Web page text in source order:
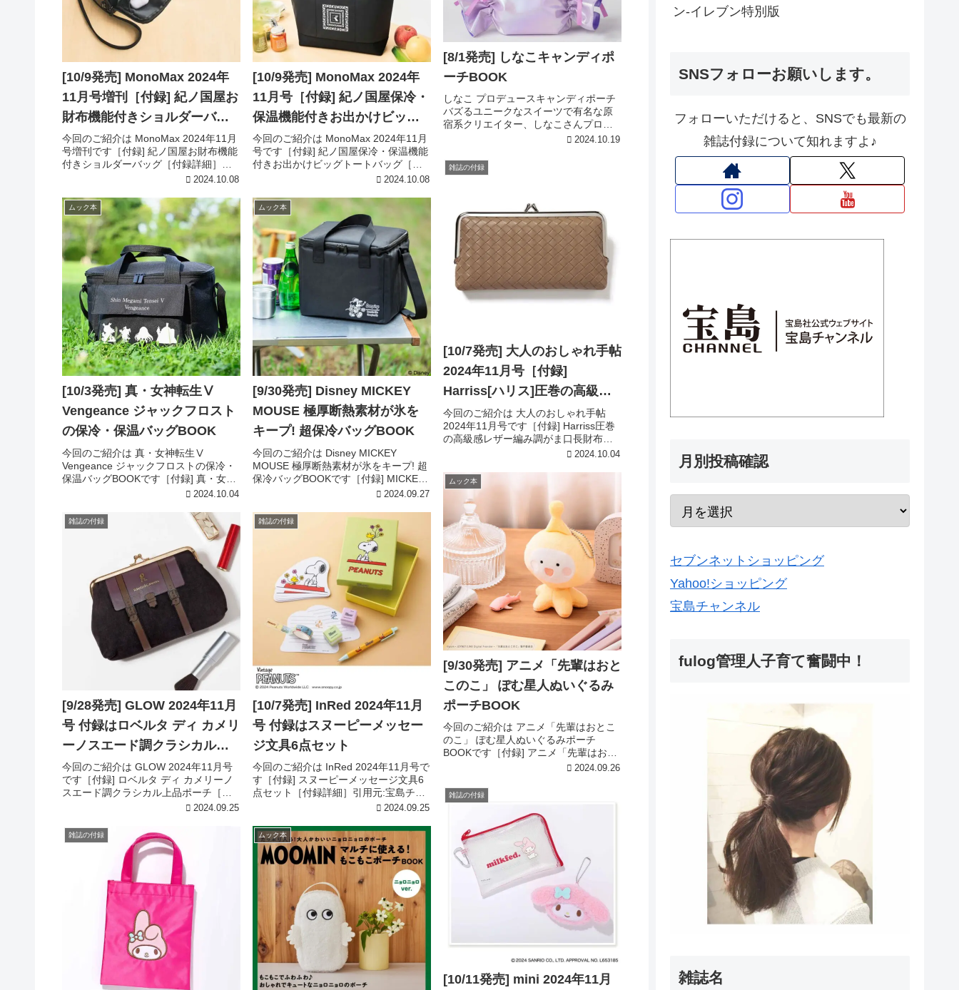
[8/1発売] しなこキャンディポ
ーチBOOK
しなこ プロデュースキャンディポーチ
バズるユニークなスイーツで有名な原
宿系クリエイター、しなこさんプロデ
ュースのキャンディ形ポーチ付きの本
ィ形ポーチは、大きくがばっと開くの
が特徴。中が見やすく、物の出し入れ
るのでたっぷり入り、ショルダーバッ
グとしても活躍する絶妙なサイズ感で
す。
2024.10.19
[10/9発売] MonoMax 2024年
11月号増刊［付録] 紀ノ国屋お
財布機能付きショルダーバッ
グ
今回のご紹介は MonoMax 2024年11月
号増刊です［付録] 紀ノ国屋お財布機能
付きショルダーバッグ［付録詳細］引
用元:宝島チャンネル紀ノ国屋お財布機
ットを搭載手持ちのバッグに取り付け
られる面ファスナ...
2024.10.08
[10/9発売] MonoMax 2024年
11月号［付録] 紀ノ国屋保冷・
保温機能付きお出かけビッグ
トートバッグ
今回のご紹介は MonoMax 2024年11月
号です［付録] 紀ノ国屋保冷・保温機能
付きお出かけビッグトートバッグ［付
録詳細］引用元:宝島チャンネル紀ノ国
トートバッグ買い物、レジャーに毎日
使える万能トート...
2024.10.08
雑誌の付録
[10/7発売] 大人のおしゃれ手帖
2024年11月号［付録]
Harriss[ハリス]圧巻の高級感
レザー編み調がま口長財布
今回のご紹介は 大人のおしゃれ手帖
2024年11月号です［付録] Harriss圧巻
の高級感レザー編み調がま口長財布
［付録詳細］引用元:宝島チャンネル
口長財布高級感あふれるデザインと使
いやすさを追...
2024.10.04
ムック本
[10/3発売] 真・女神転生Ⅴ
Vengeance ジャックフロスト
の保冷・保温バッグBOOK
今回のご紹介は 真・女神転生Ⅴ
Vengeance ジャックフロストの保冷・
保温バッグBOOKです［付録] 真・女神
転生Ⅴ Vengeanceジャックフロストの
宝島チャンネル真・女神転生Ⅴ
Vengean...
2024.10.04
ムック本
[9/30発売] Disney MICKEY
MOUSE 極厚断熱素材が氷を
キープ! 超保冷バッグBOOK
今回のご紹介は Disney MICKEY
MOUSE 極厚断熱素材が氷をキープ! 超
保冷バッグBOOKです［付録] MICKEY
MOUSE極厚断熱素材が氷をキープ!超
ャンネルDisney MICKEY...
2024.09.27
ムック本
[9/30発売] アニメ「先輩はおと
このこ」 ぽむ星人ぬいぐるみ
ポーチBOOK
今回のご紹介は アニメ「先輩はおとこ
のこ」 ぽむ星人ぬいぐるみポーチ
BOOKです［付録] アニメ「先輩はおと
このこ」ぽむ星人ぬいぐるみポーチ
ニメ「先輩はおとこのこ」ぽむ星人ぬ
いぐるみポーチアニメ「先輩はお...
2024.09.26
雑誌の付録
[9/28発売] GLOW 2024年11月
号 付録はロベルタ ディ カメリ
ーノスエード調クラシカル上
品ポーチ
今回のご紹介は GLOW 2024年11月号
です［付録] ロベルタ ディ カメリーノ
スエード調クラシカル上品ポーチ［付
録詳細］引用元:宝島チャンネルロベル
ル上品ポーチ黒のスエード調素材とゴ
ールドロゴが上...
2024.09.25
雑誌の付録
[10/7発売] InRed 2024年11月
号 付録はスヌーピーメッセー
ジ文具6点セット
今回のご紹介は InRed 2024年11月号で
す［付録] スヌーピーメッセージ文具6
点セット［付録詳細］引用元:宝島チャ
ンネルスヌーピーメッセージ文具6点セ
ピーやウッドストックが描かれたハー
トフルなデザイ...
2024.09.25
雑誌の付録
[10/11発売] mini 2024年11月
雑誌の付録 ムック本
ン‐イレブン特別版
SNSフォローお願いします。
フォローいただけると、SNSでも最新の
雑誌付録について知れますよ♪
月別投稿確認
セブンネットショッピング
Yahoo!ショッピング
宝島チャンネル
fulog管理人子育て奮闘中！
雑誌名